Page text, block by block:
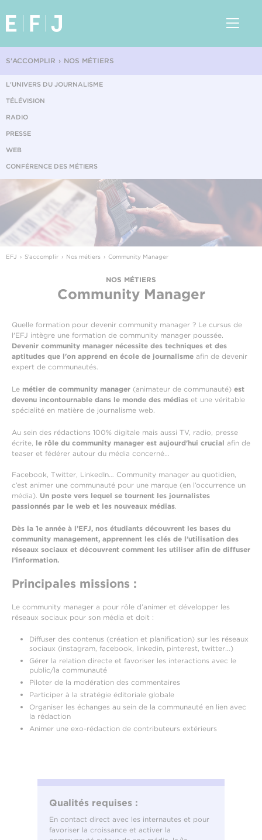
NOS MÉTIERS
S'ACCOMPLIR
L'UNIVERS DU JOURNALISME
TÉLÉVISION
RADIO
PRESSE
WEB
CONFÉRENCE DES MÉTIERS
EFJ S'accomplir Nos métiers Community Manager
NOS MÉTIERS
Community Manager
Quelle formation pour devenir community manager ? Le cursus de
l'EFJ intègre une formation de community manager poussée.
Devenir community manager nécessite des techniques et des
aptitudes que l'on apprend en école de journalisme afin de devenir
expert de communautés.
Le métier de community manager (animateur de communauté) est
devenu incontournable dans le monde des médias et une véritable
spécialité en matière de journalisme web.
Au sein des rédactions 100% digitale mais aussi TV, radio, presse
écrite, le rôle du community manager est aujourd'hui crucial afin de
teaser et fédérer autour du média concerné…
Facebook, Twitter, LinkedIn… Community manager au quotidien,
c’est animer une communauté pour une marque (en l’occurrence un
média). Un poste vers lequel se tournent les journalistes
passionnés par le web et les nouveaux médias.
Dès la 1e année à l’EFJ, nos étudiants découvrent les bases du
community management, apprennent les clés de l’utilisation des
réseaux sociaux et découvrent comment les utiliser afin de diffuser
l’information.
Principales missions :
Le community manager a pour rôle d’animer et développer les
réseaux sociaux pour son média et doit :
Diffuser des contenus (création et planification) sur les réseaux
sociaux (instagram, facebook, linkedin, pinterest, twitter…)
Gérer la relation directe et favoriser les interactions avec le
public/la communauté
Piloter de la modération des commentaires
Participer à la stratégie éditoriale globale
Organiser les échanges au sein de la communauté en lien avec
la rédaction
Animer une exo-rédaction de contributeurs extérieurs
Qualités requises :
En contact direct avec les internautes et pour
favoriser la croissance et activer la